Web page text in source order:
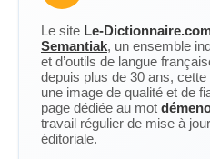
Le site Le-
Semantiak, un ensemble
et d’outils de langue
depuis plus de 30 ans,
une image de qualité et de
page dédiée au mot
travail régulier de mise à
éditoriale.